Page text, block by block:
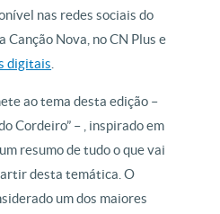
nas redes sociais do
Canção Nova, no CN Plus e
digitais
ao tema desta edição –
Cordeiro” – , inspirado em
resumo de tudo o que vai
desta temática. O
um dos maiores